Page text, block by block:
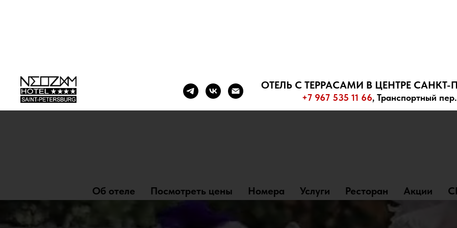
ОТЕЛЬ С ТЕРРАСАМИ В ЦЕНТРЕ САНКТ-
+7 967 535 11 66, Транспортный
Об отеле Посмотреть цены Номера Услуги Ресторан Акции
NEOZOOM - место уединения